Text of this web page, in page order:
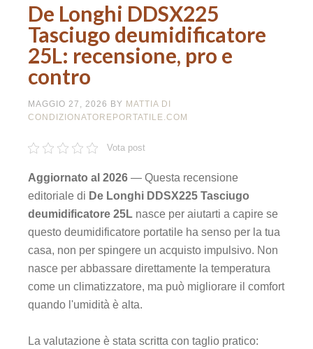
De Longhi DDSX225
Tasciugo deumidificatore
25L: recensione, pro e
contro
MAGGIO 27, 2026 BY MATTIA DI
CONDIZIONATOREPORTATILE.COM
Vota post
Aggiornato al 2026 — Questa recensione
editoriale di De Longhi DDSX225 Tasciugo
deumidificatore 25L nasce per aiutarti a capire se
questo deumidificatore portatile ha senso per la tua
casa, non per spingere un acquisto impulsivo. Non
nasce per abbassare direttamente la temperatura
come un climatizzatore, ma può migliorare il comfort
quando l'umidità è alta.
La valutazione è stata scritta con taglio pratico: